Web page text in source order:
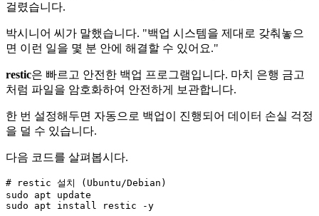
걸렸습니다.
박시니어 씨가 말했습니다. "백업 시스템을 제대로 갖춰놓으
면 이런 일을 몇 분 안에 해결할 수 있어요."
restic은 빠르고 안전한 백업 프로그램입니다. 마치 은행 금고
처럼 파일을 암호화하여 안전하게 보관합니다.
한 번 설정해두면 자동으로 백업이 진행되어 데이터 손실 걱정
을 덜 수 있습니다.
다음 코드를 살펴봅시다.
# restic 설치 (Ubuntu/Debian)
sudo apt update
sudo apt install restic -y